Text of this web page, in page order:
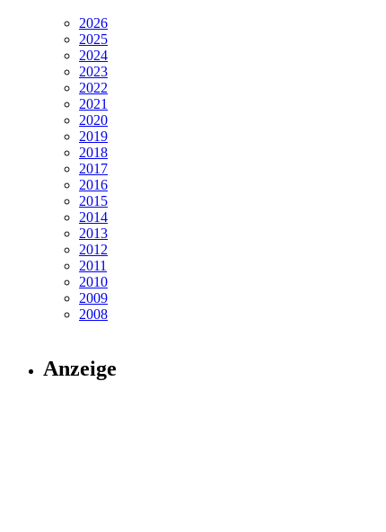
2026
2025
2024
2023
2022
2021
2020
2019
2018
2017
2016
2015
2014
2013
2012
2011
2010
2009
2008
Anzeige